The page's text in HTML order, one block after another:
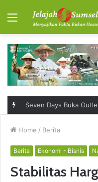
Menu
Home / Berita
Berita Ekonomi - Bisnis
Stabilitas